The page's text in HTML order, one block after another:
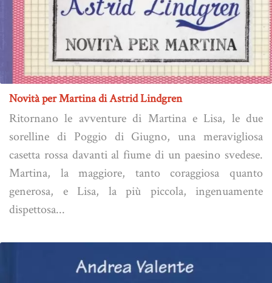
Novità per Martina di Astrid Lindgren
Ritornano le avventure di Martina e Lisa, le due
sorelline di Poggio di Giugno, una meravigliosa
casetta rossa davanti al fiume di un paesino svedese.
Martina, la maggiore, tanto coraggiosa quanto
generosa, e Lisa, la più piccola, ingenuamente
dispettosa...